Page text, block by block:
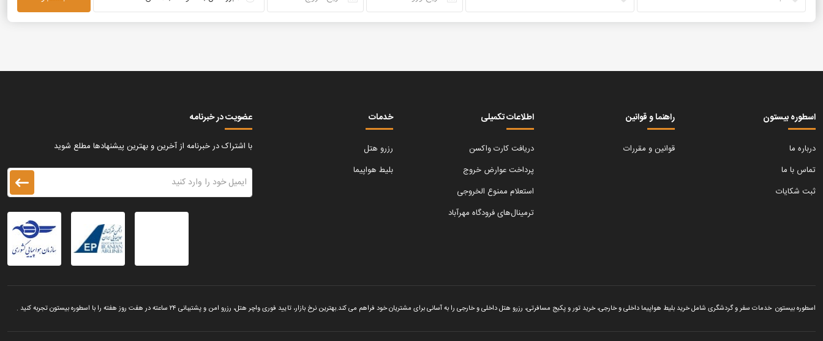
اسطوره بیستون
درباره ما
تماس با ما
ثبت شکایات
راهنما و قوانین
قوانین و مقررات
‌اطلاعات تکمیلی
دریافت کارت واکسن
پرداخت عوارض خروج
استعلام ممنوع الخروجی
ترمینال‌های فرودگاه مهرآباد
خدمات
رزرو هتل
بلیط هواپیما
عضویت در خبرنامه
با اشتراک در خبرنامه از آخرین و بهترین پیشنهادها مطلع شوید
اسطوره بیستون خدمات سفر و گردشگری شامل خرید بلیط هواپیما داخلی و خارجی، خرید تور و پکیج مسافرتی، رزرو هتل داخلی و خارجی را به آسانی برای مشتریان خود فراهم می‌ کند.‌بهترین نرخ بازار، تایید فوری واچر هتل، رزرو امن و پشتیبانی ۲۴ ساعته در هفت روز هفته را با اسطوره بیستون تجربه کنید .